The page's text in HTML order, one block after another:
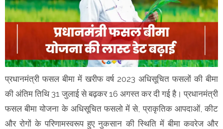
प्रधानमंत्री फसल बीमा में खरीफ वर्ष 2023 अधिसूचित फसलों की बीमा
की अंतिम तिथि 31 जुलाई से बढ़कर 16 अगस्त कर दी गई है। प्रधानमंत्री
फसल बीमा योजना के अधिसूचित फसलो में से, प्राकृतिक आपदाओं, कीट
और रोगों के परिणामस्वरूप हुए नुकसान की स्थिति में बीमा कवरेज और